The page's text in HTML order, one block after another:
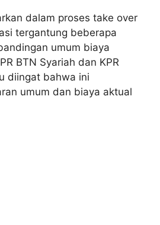
dalam proses take over
tergantung beberapa
umum biaya
BTN Syariah dan KPR
diingat bahwa ini
umum dan biaya aktual